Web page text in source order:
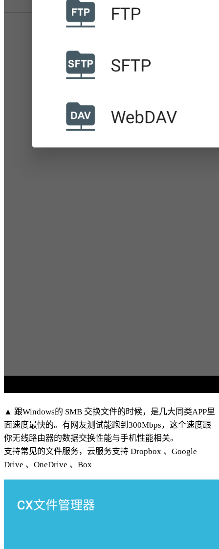
▲ 跟Windows的 SMB 交换文件的时候，是几大同类APP里
面速度最快的。有网友测试能跑到300Mbps，这个速度跟
你无线路由器的数据交换性能与手机性能相关。
支持常见的文件服务，云服务支持 Dropbox 、Google
Drive 、OneDrive 、Box